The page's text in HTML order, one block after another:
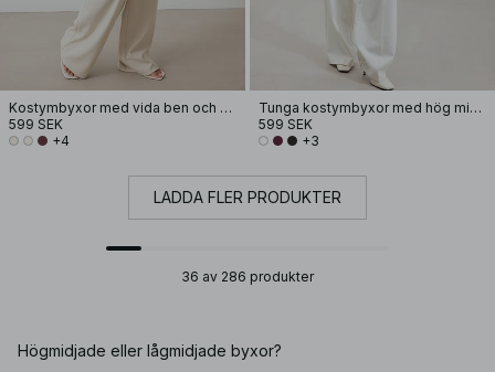
Kostymbyxor med vida ben och hög midja
599 SEK
+4
Tunga kostymbyxor med hög midja
599 SEK
+3
LADDA FLER PRODUKTER
36 av 286 produkter
Högmidjade eller lågmidjade byxor?